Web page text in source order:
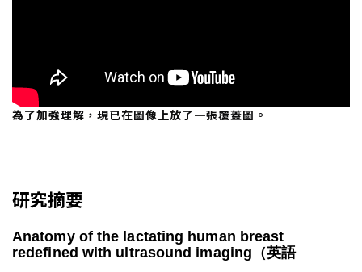
為了加強理解，現已在圖像上放了一張覆蓋圖。
研究摘要
Anatomy of the lactating human breast
redefined with ultrasound imaging（英語